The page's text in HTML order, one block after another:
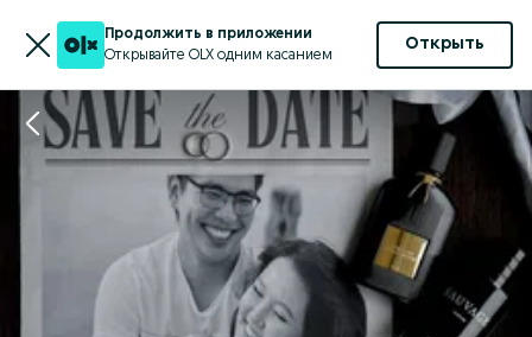
Продолжить в приложении
Открывайте OLX одним касанием
Открыть